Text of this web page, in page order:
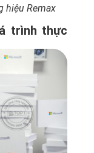
hiệu Remax
trình thực